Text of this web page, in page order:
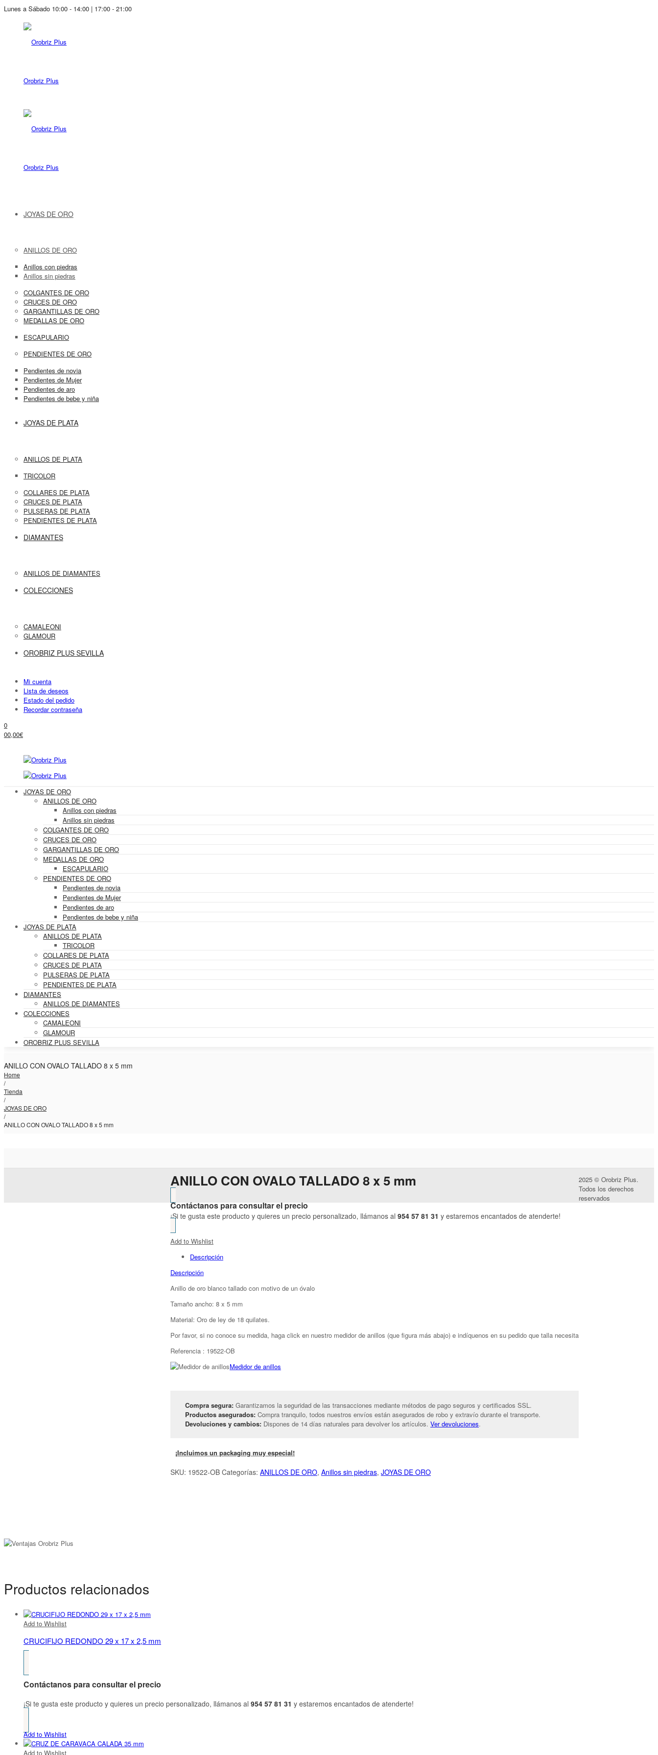
Lunes a Sábado 10:00 - 14:00 | 17:00 - 21:00
Orobriz Plus
Orobriz Plus
JOYAS DE ORO
ANILLOS DE ORO
Anillos con piedras
Anillos sin piedras
COLGANTES DE ORO
CRUCES DE ORO
GARGANTILLAS DE ORO
MEDALLAS DE ORO
ESCAPULARIO
PENDIENTES DE ORO
Pendientes de novia
Pendientes de Mujer
Pendientes de aro
Pendientes de bebe y niña
JOYAS DE PLATA
ANILLOS DE PLATA
TRICOLOR
COLLARES DE PLATA
CRUCES DE PLATA
PULSERAS DE PLATA
PENDIENTES DE PLATA
DIAMANTES
ANILLOS DE DIAMANTES
COLECCIONES
CAMALEONI
GLAMOUR
OROBRIZ PLUS SEVILLA
Mi cuenta
Lista de deseos
Estado del pedido
Recordar contraseña
0
00,00€
JOYAS DE ORO
ANILLOS DE ORO
Anillos con piedras
Anillos sin piedras
COLGANTES DE ORO
CRUCES DE ORO
GARGANTILLAS DE ORO
MEDALLAS DE ORO
ESCAPULARIO
PENDIENTES DE ORO
Pendientes de novia
Pendientes de Mujer
Pendientes de aro
Pendientes de bebe y niña
JOYAS DE PLATA
ANILLOS DE PLATA
TRICOLOR
COLLARES DE PLATA
CRUCES DE PLATA
PULSERAS DE PLATA
PENDIENTES DE PLATA
DIAMANTES
ANILLOS DE DIAMANTES
COLECCIONES
CAMALEONI
GLAMOUR
OROBRIZ PLUS SEVILLA
ANILLO CON OVALO TALLADO 8 x 5 mm
Home
/
Tienda
/
JOYAS DE ORO
/
ANILLO CON OVALO TALLADO 8 x 5 mm
ANILLO CON OVALO TALLADO 8 x 5 mm
Contáctanos para consultar el precio
¡Si te gusta este producto y quieres un precio personalizado, llámanos al 954 57 81 31 y estaremos encantados de atenderte!
Add to Wishlist
Descripción
Descripción
Anillo de oro blanco tallado con motivo de un óvalo
Tamaño ancho: 8 x 5 mm
Material: Oro de ley de 18 quilates.
Por favor, si no conoce su medida, haga click en nuestro medidor de anillos (que figura más abajo) e indíquenos en su pedido que talla necesita
Referencia : 19522-OB
Medidor de anillos
Compra segura: Garantizamos la seguridad de las transacciones mediante métodos de pago seguros y certificados SSL.
Productos asegurados: Compra tranquilo, todos nuestros envíos están asegurados de robo y extravío durante el transporte.
Devoluciones y cambios: Dispones de 14 días naturales para devolver los artículos. Ver devoluciones.
¡Incluimos un packaging muy especial!
SKU: 19522-OB Categorías: ANILLOS DE ORO, Anillos sin piedras, JOYAS DE ORO
Productos relacionados
Add to Wishlist
CRUCIFIJO REDONDO 29 x 17 x 2,5 mm
Contáctanos para consultar el precio
¡Si te gusta este producto y quieres un precio personalizado, llámanos al 954 57 81 31 y estaremos encantados de atenderte!
Add to Wishlist
Add to Wishlist
2025 © Orobriz Plus.
Todos los derechos
reservados